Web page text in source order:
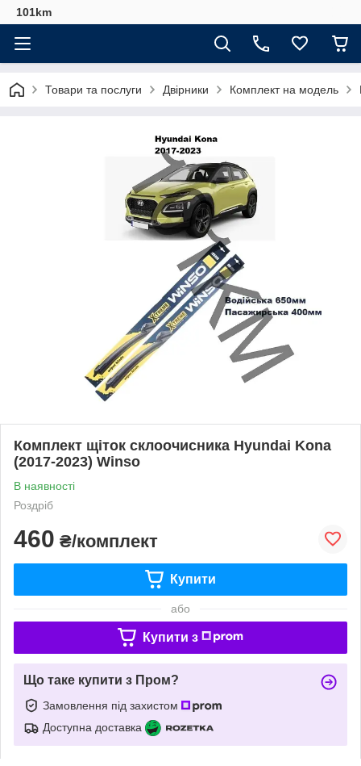
101km
Товари та послуги Двірники Комплект на модель
Комплект щіток склоочисника Hyundai Kona
(2017-2023) Winso
В наявності
Роздріб
460 ₴/комплект
Купити
або
Купити з
Що таке купити з Пром?
Замовлення під захистом
Доступна доставка